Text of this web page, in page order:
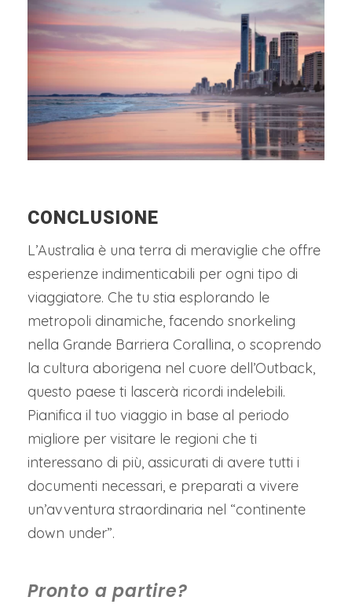
CONCLUSIONE
L’Australia è una terra di meraviglie che offre
esperienze indimenticabili per ogni tipo di
viaggiatore. Che tu stia esplorando le
metropoli dinamiche, facendo snorkeling
nella Grande Barriera Corallina, o scoprendo
la cultura aborigena nel cuore dell’Outback,
questo paese ti lascerà ricordi indelebili.
Pianifica il tuo viaggio in base al periodo
migliore per visitare le regioni che ti
interessano di più, assicurati di avere tutti i
documenti necessari, e preparati a vivere
un’avventura straordinaria nel “continente
down under”.
Pronto a partire?